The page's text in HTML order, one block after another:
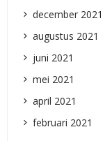
december 2021
augustus 2021
juni 2021
mei 2021
april 2021
februari 2021